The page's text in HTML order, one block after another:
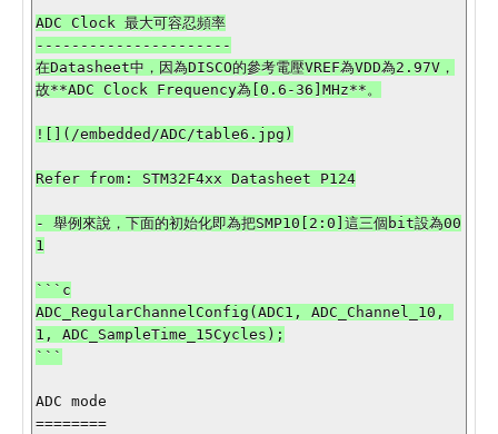
ADC Clock 最大可容忍頻率
----------------------
在Datasheet中，因為DISCO的參考電壓VREF為VDD為2.97V，
故**ADC Clock Frequency為[0.6-36]MHz**。
![](/embedded/ADC/table6.jpg)
Refer from: STM32F4xx Datasheet P124
- 舉例來說，下面的初始化即為把SMP10[2:0]這三個bit設為00
1
```c
ADC_RegularChannelConfig(ADC1, ADC_Channel_10,
1, ADC_SampleTime_15Cycles);
```
ADC mode
========